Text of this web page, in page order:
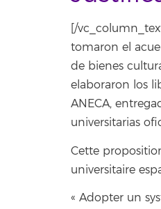
[/
tomaron el
de bienes
elaboraron los
ANECA,
universitarias
Cette
universitaire
« Adopter un